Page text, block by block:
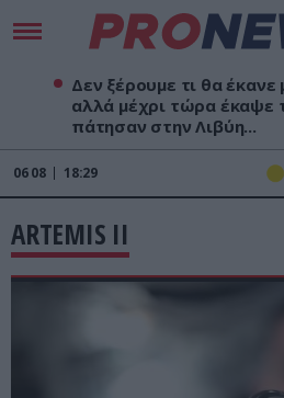
Δεν ξέρουμε τι θα
αλλά μέχρι τώρα έκαψε
πάτησαν στην Λιβύη...
06 08 18:29
ARTEMIS II